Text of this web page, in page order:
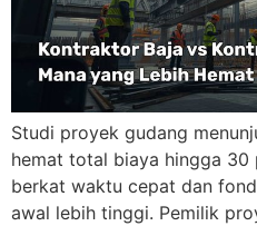
Studi proyek gudang
hemat total biaya hingga
berkat waktu cepat dan
awal lebih tinggi. Pemilik